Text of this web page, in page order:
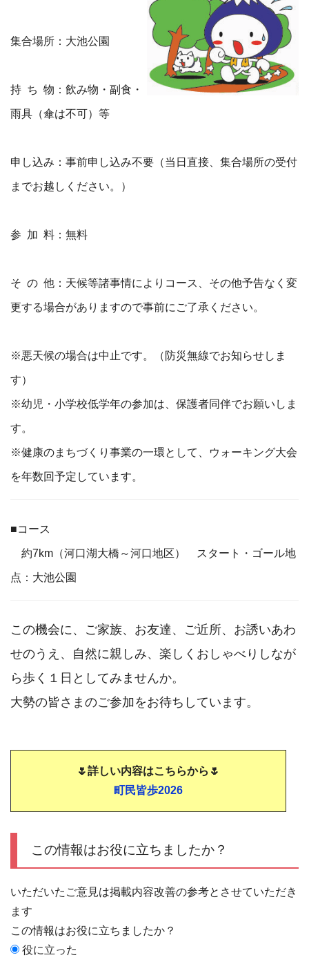
集合場所：大池公園
持 ち 物：飲み物・副食・
雨具（傘は不可）等
申し込み：事前申し込み不要（当日直接、集合場所の受付
までお越しください。）
参 加 料：無料
そ の 他：天候等諸事情によりコース、その他予告なく変
更する場合がありますので事前にご了承ください。
※悪天候の場合は中止です。（防災無線でお知らせしま
す）
※幼児・小学校低学年の参加は、保護者同伴でお願いしま
す。
※健康のまちづくり事業の一環として、ウォーキング大会
を年数回予定しています。
■コース
約7km（河口湖大橋～河口地区） スタート・ゴール地
点：大池公園
この機会に、ご家族、お友達、ご近所、お誘いあわ
せのうえ、自然に親しみ、楽しくおしゃべりしなが
ら歩く１日としてみませんか。
大勢の皆さまのご参加をお待ちしています。
🌷詳しい内容はこちらから🌷
町民皆歩2026
この情報はお役に立ちましたか？
いただいたご意見は掲載内容改善の参考とさせていただき
ます
この情報はお役に立ちましたか？
役に立った